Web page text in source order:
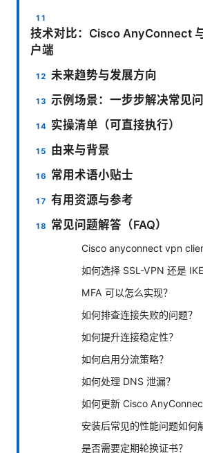
技术对比：Cisco AnyConnect
户端
未来趋势与发展方向
示例场景：一步步解决常见
实操清单（可直接执行）
由来与背景
常用术语小贴士
有用资源与参考
常见问题解答（FAQ）
Cisco anyconnect vpn
如何选择 SSL-VPN 还是
MFA 可以怎么实现？
如何排查连接失败的问题？
如何提升连接稳定性？
如何启用分流策略？
如何处理 DNS 泄漏？
如何更新 Cisco
安装后常见的性能问题如何
是否需要定期轮换证书？